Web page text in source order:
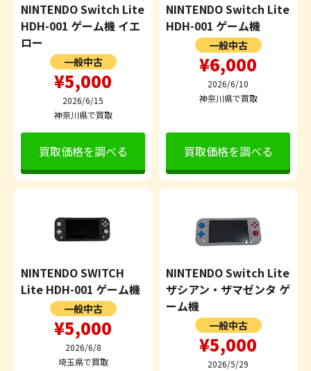
NINTENDO Switch Lite
HDH-001 ゲーム機 イエ
ロー
一般中古
¥5,000
2026/6/15
神奈川県で買取
買取価格を調べる
NINTENDO Switch Lite
HDH-001 ゲーム機
一般中古
¥6,000
2026/6/10
神奈川県で買取
買取価格を調べる
NINTENDO SWITCH
Lite HDH-001 ゲーム機
一般中古
¥5,000
2026/6/8
埼玉県で買取
NINTENDO Switch Lite
ザシアン・ザマゼンタ ゲ
ーム機
一般中古
¥5,000
2026/5/29